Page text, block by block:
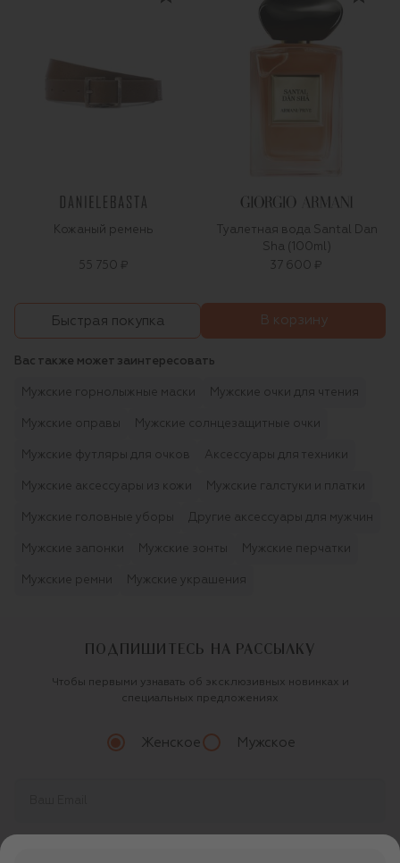
Кожаный ремень
55 750 ₽
Туалетная вода Santal Dan
Sha (100ml)
37 600 ₽
Быстрая покупка В корзину
Вас также может заинтересовать
Мужские горнолыжные маски Мужские очки для чтения
Мужские оправы Мужские солнцезащитные очки
Мужские футляры для очков Аксессуары для техники
Мужские аксессуары из кожи Мужские галстуки и платки
Мужские головные уборы Другие аксессуары для мужчин
Мужские запонки Мужские зонты Мужские перчатки
Мужские ремни Мужские украшения
ПОДПИШИТЕСЬ НА РАССЫЛКУ
Чтобы первыми узнавать об эксклюзивных новинках и
специальных предложениях
Женское Мужское